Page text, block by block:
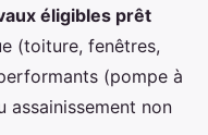
éligibles prêt
(toiture, fenêtres,
(pompe à
assainissement non